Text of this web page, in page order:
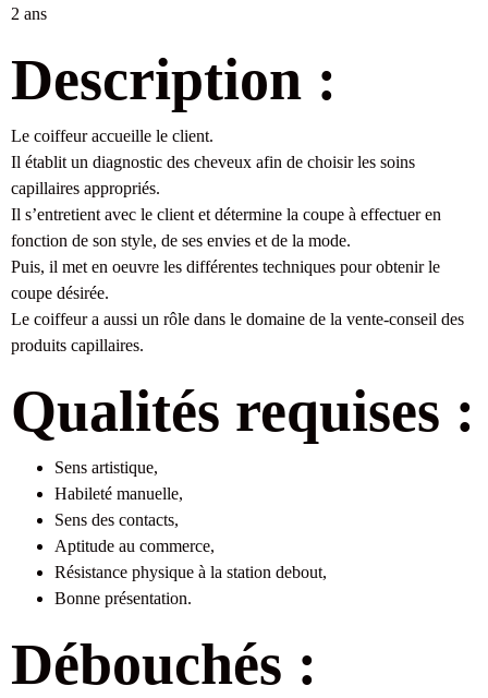
2 ans
Description :
Le coiffeur accueille le client.
Il établit un diagnostic des cheveux afin de choisir les soins
capillaires appropriés.
Il s’entretient avec le client et détermine la coupe à effectuer en
fonction de son style, de ses envies et de la mode.
Puis, il met en oeuvre les différentes techniques pour obtenir le
coupe désirée.
Le coiffeur a aussi un rôle dans le domaine de la vente-conseil des
produits capillaires.
Qualités requises :
Sens artistique,
Habileté manuelle,
Sens des contacts,
Aptitude au commerce,
Résistance physique à la station debout,
Bonne présentation.
Débouchés :